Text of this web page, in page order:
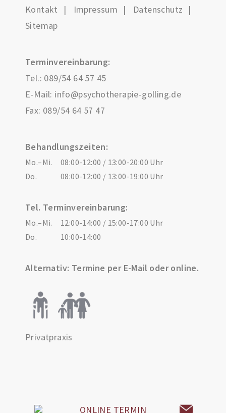
Kontakt Impressum
Datenschutz
Sitemap
Terminvereinbarung:
Tel.: 089/54 64 57 45
E-Mail: info@psychotherapie-golling.de
Fax: 089/54 64 57 47
Behandlungszeiten:
Mo.–Mi.
08:00-12:00 / 13:00-20:00 Uhr
Do.
08:00-12:00 / 13:00-19:00 Uhr
Tel. Terminvereinbarung:
Mo.–Mi.
12:00-14:00 / 15:00-17:00 Uhr
Do.
10:00-14:00
Alternativ: Termine per E-Mail oder online.
Privatpraxis
ONLINE TERMIN